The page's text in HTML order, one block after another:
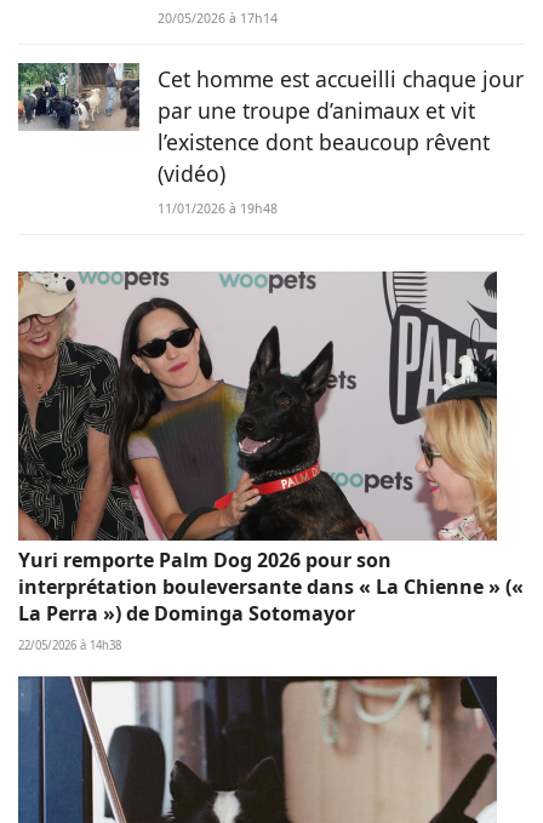
20/05/2026 à 17h14
Cet homme est accueilli chaque jour
par une troupe d’animaux et vit
l’existence dont beaucoup rêvent
(vidéo)
11/01/2026 à 19h48
Yuri remporte Palm Dog 2026 pour son
interprétation bouleversante dans « La Chienne » («
La Perra ») de Dominga Sotomayor
22/05/2026 à 14h38